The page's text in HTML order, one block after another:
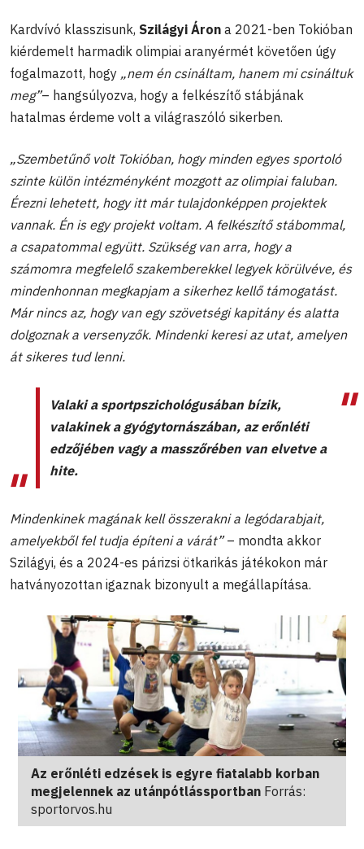
Kardvívó klasszisunk, Szilágyi Áron a 2021-ben Tokióban
kiérdemelt harmadik olimpiai aranyérmét követően úgy
fogalmazott, hogy „nem én csináltam, hanem mi csináltuk
meg”– hangsúlyozva, hogy a felkészítő stábjának
hatalmas érdeme volt a világraszóló sikerben.
„Szembetűnő volt Tokióban, hogy minden egyes sportoló
szinte külön intézményként mozgott az olimpiai faluban.
Érezni lehetett, hogy itt már tulajdonképpen projektek
vannak. Én is egy projekt voltam. A felkészítő stábommal,
a csapatommal együtt. Szükség van arra, hogy a
számomra megfelelő szakemberekkel legyek körülvéve, és
mindenhonnan megkapjam a sikerhez kellő támogatást.
Már nincs az, hogy van egy szövetségi kapitány és alatta
dolgoznak a versenyzők. Mindenki keresi az utat, amelyen
át sikeres tud lenni.
Valaki a sportpszichológusában bízik,
valakinek a gyógytornászában, az erőnléti
edzőjében vagy a masszőrében van elvetve a
hite.
Mindenkinek magának kell összerakni a legódarabjait,
amelyekből fel tudja építeni a várát”– mondta akkor
Szilágyi, és a 2024-es párizsi ötkarikás játékokon már
hatványozottan igaznak bizonyult a megállapítása.
Az erőnléti edzések is egyre fiatalabb korban
megjelennek az utánpótlássportban Forrás:
sportorvos.hu